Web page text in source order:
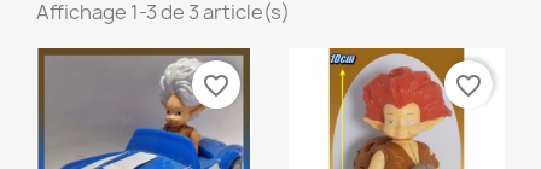
Affichage 1-3 de 3 article(s)
favorite_border favorite_border